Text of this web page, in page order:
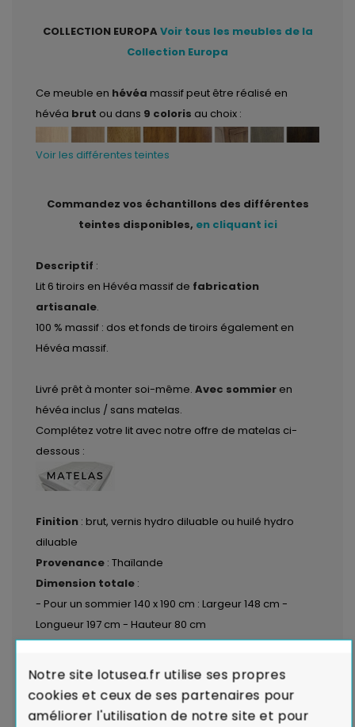
COLLECTION EUROPA Voir tous les meubles de la
Collection Europa
Ce meuble en hévéa massif peut être réalisé en
hévéa brut ou dans 9 coloris au choix :
Voir les différentes teintes
Commandez vos échantillons des différentes
teintes disponibles, en cliquant ici
Descriptif :
Lit 6 tiroirs en Hévéa massif de fabrication
artisanale.
100 % massif : dos et fonds de tiroirs également en
Hévéa massif.
Livré prêt à monter soi-même. Avec sommier en
hévéa inclus / sans matelas.
Complétez votre lit avec notre offre de matelas ci-
dessous :
Finition : brut, vernis hydro diluable ou huilé hydro
diluable
Provenance : Thaïlande
Dimension totale :
- Pour un sommier 140 x 190 cm : Largeur 148 cm -
Longueur 197 cm - Hauteur 80 cm
- Pour un sommier 160 x 200 cm : Largeur 168 cm -
- Pour un sommier 180 x 200 cm : Largeur 188 cm -
Longueur 207 cm - Hauteur 80 cm
Notre site lotusea.fr utilise ses propres
cookies et ceux de ses partenaires pour
améliorer l'utilisation de notre site et pour